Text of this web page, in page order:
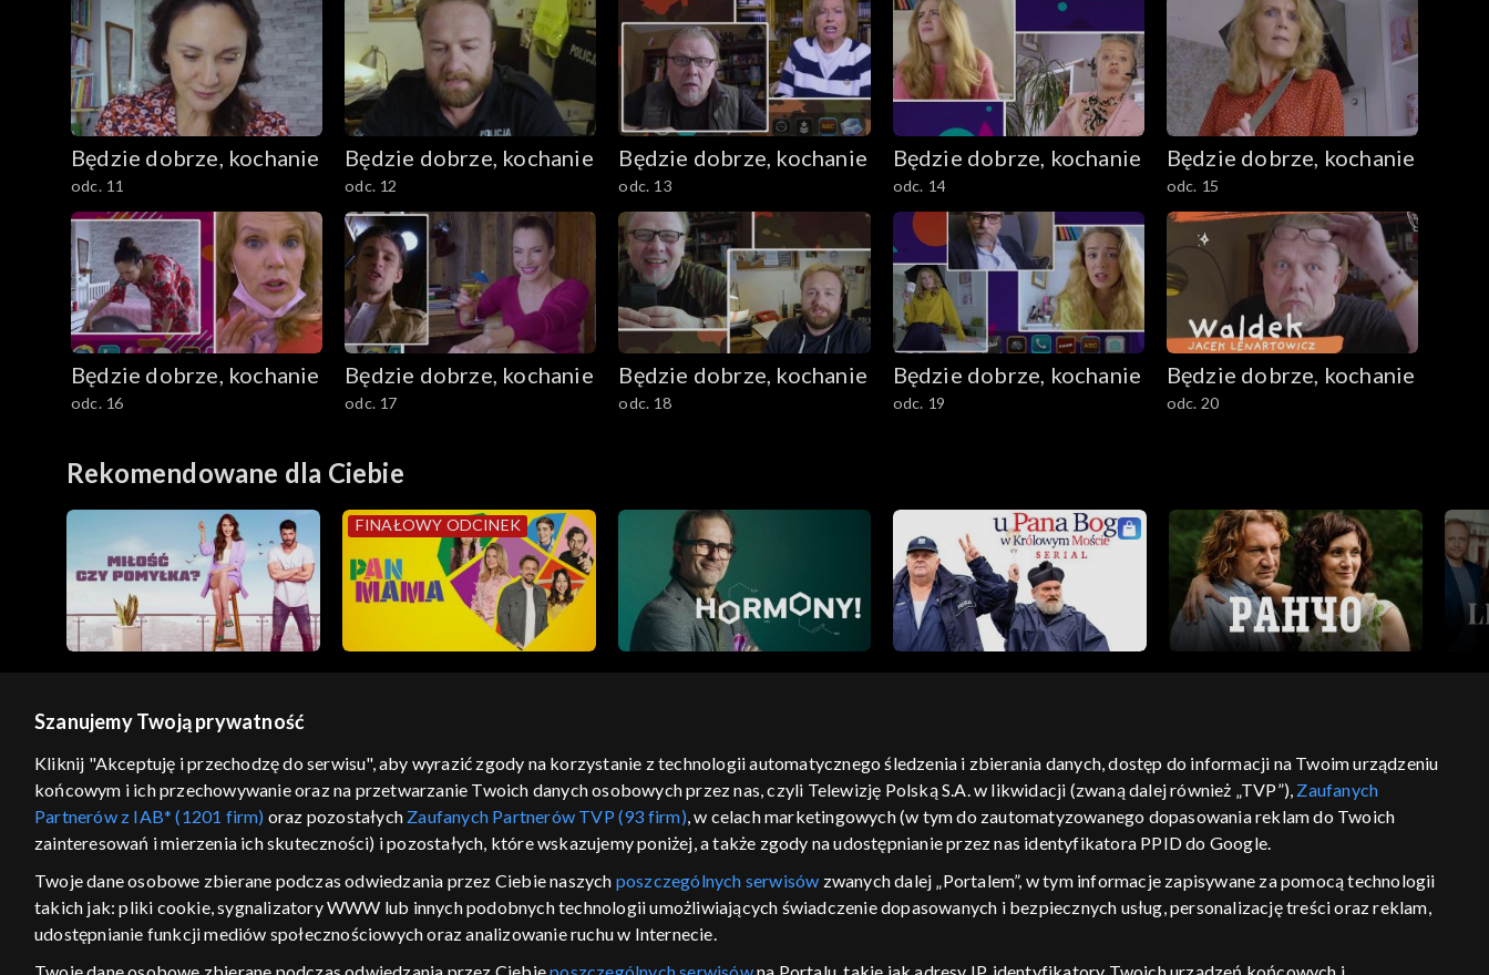
Będzie dobrze, kochanie
odc. 11
Będzie dobrze, kochanie
odc. 12
Będzie dobrze, kochanie
odc. 13
Będzie dobrze, kochanie
odc. 14
Będzie dobrze, kochanie
odc. 15
Będzie dobrze, kochanie
odc. 16
Będzie dobrze, kochanie
odc. 17
Będzie dobrze, kochanie
odc. 18
Będzie dobrze, kochanie
odc. 19
Będzie dobrze, kochanie
odc. 20
Rekomendowane dla Ciebie
FINAŁOWY ODCINEK
GEOLOKALIZACJA
ŁĄCZYSZ SIĘ SPOZA POLSKI
Kraj, z którego się łączysz, to Stany Zjednoczone ,
w związku z czym część tytułów na platformie TVP
regulamin serwisu cennik polityka prywatności moje zgody pomoc kontakt voucher dostępność informacje o dostawcy usług
Szanujemy Twoją prywatność
Kliknij "Akceptuję i przechodzę do serwisu", aby wyrazić zgody na korzystanie z technologii automatycznego śledzenia i zbierania danych, dostęp do informacji na Twoim urządzeniu
końcowym i ich przechowywanie oraz na przetwarzanie Twoich danych osobowych przez nas, czyli Telewizję Polską S.A. w likwidacji (zwaną dalej również „TVP”), Zaufanych
Partnerów z IAB* (1201 firm) oraz pozostałych Zaufanych Partnerów TVP (93 firm), w celach marketingowych (w tym do zautomatyzowanego dopasowania reklam do Twoich
zainteresowań i mierzenia ich skuteczności) i pozostałych, które wskazujemy poniżej, a także zgody na udostępnianie przez nas identyfikatora PPID do Google.
Twoje dane osobowe zbierane podczas odwiedzania przez Ciebie naszych poszczególnych serwisów zwanych dalej „Portalem”, w tym informacje zapisywane za pomocą technologii
takich jak: pliki cookie, sygnalizatory WWW lub innych podobnych technologii umożliwiających świadczenie dopasowanych i bezpiecznych usług, personalizację treści oraz reklam,
udostępnianie funkcji mediów społecznościowych oraz analizowanie ruchu w Internecie.